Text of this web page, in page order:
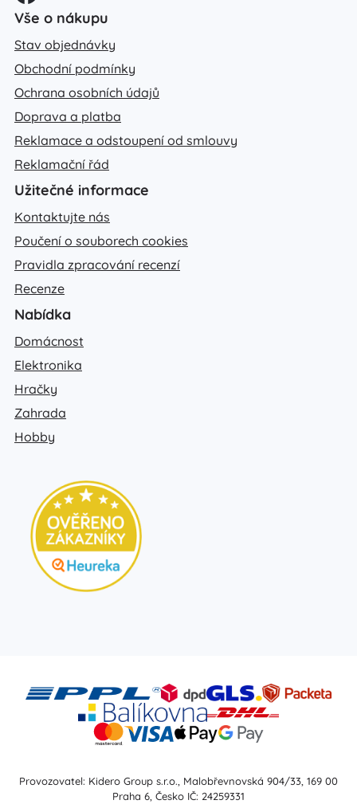
Vše o nákupu
Stav objednávky
Obchodní podmínky
Ochrana osobních údajů
Doprava a platba
Reklamace a odstoupení od smlouvy
Reklamační řád
Užitečné informace
Kontaktujte nás
Poučení o souborech cookies
Pravidla zpracování recenzí
Recenze
Nabídka
Domácnost
Elektronika
Hračky
Zahrada
Hobby
Provozovatel: Kidero Group s.r.o., Malobřevnovská 904/33, 169 00
Praha 6, Česko IČ: 24259331